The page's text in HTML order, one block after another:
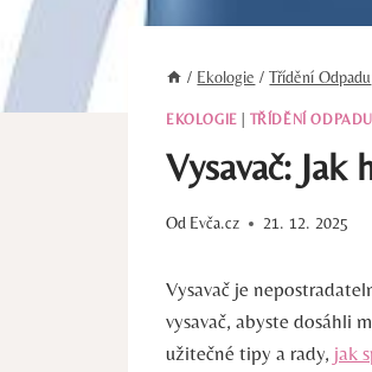
/ Ekologie / Třídění Odpadu
EKOLOGIE TŘÍDĚNÍ ODPADU
Vysavač:
Od Evča.cz 21. 12. 2025
Vysavač je
vysavač, abyste dosáhli
užitečné tipy a rady, jak